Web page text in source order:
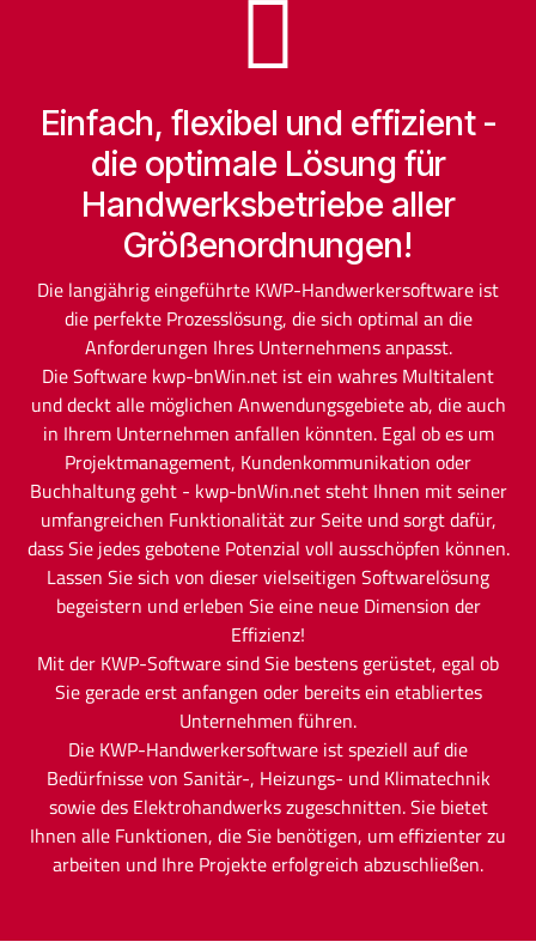
Einfach, flexibel und effizient -
die optimale Lösung für
Handwerksbetriebe aller
Größenordnungen!
Die langjährig eingeführte KWP-Handwerkersoftware ist
die perfekte Prozesslösung, die sich optimal an die
Anforderungen Ihres Unternehmens anpasst.
Die Software kwp-bnWin.net ist ein wahres Multitalent
und deckt alle möglichen Anwendungsgebiete ab, die auch
in Ihrem Unternehmen anfallen könnten. Egal ob es um
Projektmanagement, Kundenkommunikation oder
Buchhaltung geht - kwp-bnWin.net steht Ihnen mit seiner
umfangreichen Funktionalität zur Seite und sorgt dafür,
dass Sie jedes gebotene Potenzial voll ausschöpfen können.
Lassen Sie sich von dieser vielseitigen Softwarelösung
begeistern und erleben Sie eine neue Dimension der
Effizienz!
Mit der KWP-Software sind Sie bestens gerüstet, egal ob
Sie gerade erst anfangen oder bereits ein etabliertes
Unternehmen führen.
Die KWP-Handwerkersoftware ist speziell auf die
Bedürfnisse von Sanitär-, Heizungs- und Klimatechnik
sowie des Elektrohandwerks zugeschnitten. Sie bietet
Ihnen alle Funktionen, die Sie benötigen, um effizienter zu
arbeiten und Ihre Projekte erfolgreich abzuschließen.